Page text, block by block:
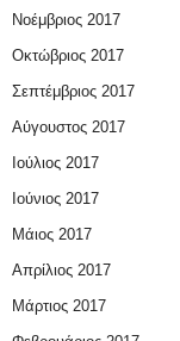
Νοέμβριος 2017
Οκτώβριος 2017
Σεπτέμβριος 2017
Αύγουστος 2017
Ιούλιος 2017
Ιούνιος 2017
Μάιος 2017
Απρίλιος 2017
Μάρτιος 2017